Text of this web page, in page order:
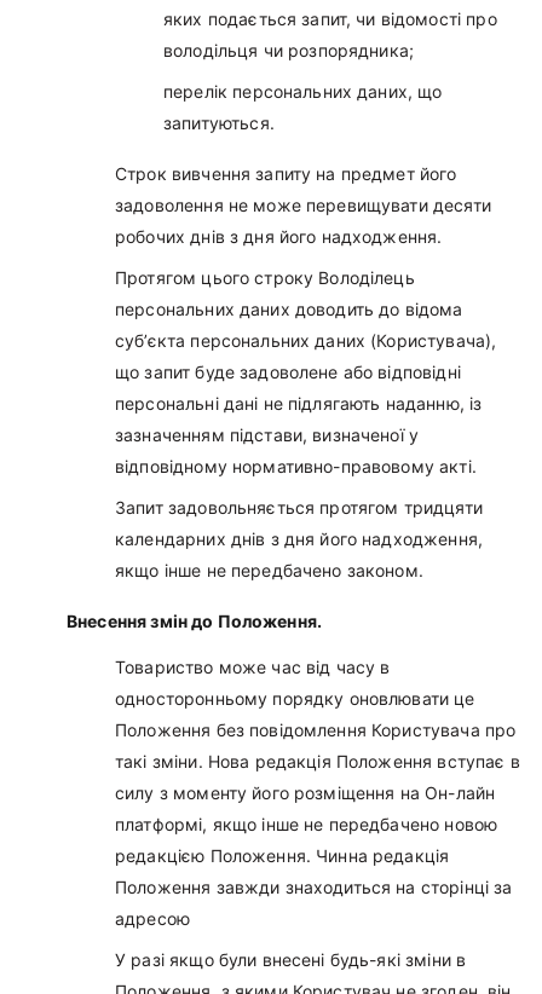
яких подається запит, чи відомості про
володільця чи розпорядника;
перелік персональних даних, що
запитуються.
Строк вивчення запиту на предмет його
задоволення не може перевищувати десяти
робочих днів з дня його надходження.
Протягом цього строку Володілець
персональних даних доводить до відома
суб’єкта персональних даних (Користувача),
що запит буде задоволене або відповідні
персональні дані не підлягають наданню, із
зазначенням підстави, визначеної у
відповідному нормативно-правовому акті.
Запит задовольняється протягом тридцяти
календарних днів з дня його надходження,
якщо інше не передбачено законом.
Внесення змін до Положення.
Товариство може час від часу в
односторонньому порядку оновлювати це
Положення без повідомлення Користувача про
такі зміни. Нова редакція Положення вступає в
силу з моменту його розміщення на Он-лайн
платформі, якщо інше не передбачено новою
редакцією Положення. Чинна редакція
Положення завжди знаходиться на сторінці за
адресою
У разі якщо були внесені будь-які зміни в